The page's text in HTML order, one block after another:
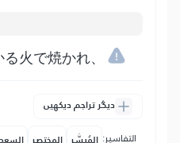
火で焼かれ、
دیگر تراجم دیکھیں
التفاسير: